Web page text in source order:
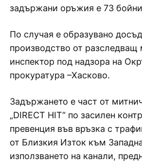
задържани оръжия е 73
По случая е образувано
производство от разследващ
инспектор под надзора на
прокуратура –Хасково.
Задържането е част от
„DIRECT HIT“ по засилен
превенция във връзка с
от Близкия Изток към
използването на канали,